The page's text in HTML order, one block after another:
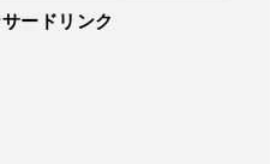
ードリンク